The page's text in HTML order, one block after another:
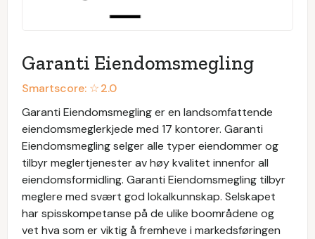
Garanti Eiendomsmegling
Smartscore: ☆2.0
Garanti Eiendomsmegling er en landsomfattende
eiendomsmeglerkjede med 17 kontorer. Garanti
Eiendomsmegling selger alle typer eiendommer og
tilbyr meglertjenester av høy kvalitet innenfor all
eiendomsformidling. Garanti Eiendomsmegling tilbyr
meglere med svært god lokalkunnskap. Selskapet
har spisskompetanse på de ulike boområdene og
vet hva som er viktig å fremheve i markedsføringen